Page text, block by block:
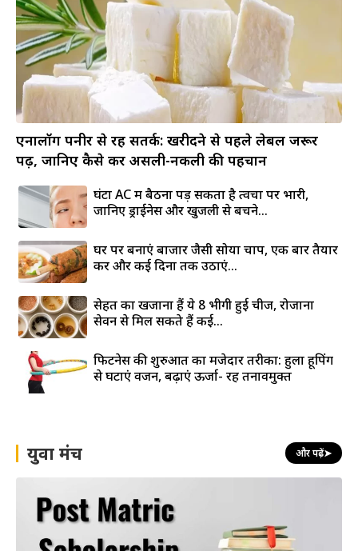
एनालॉग पनीर से रहें सतर्क: खरीदने से पहले लेबल जरूर
पढ़ें, जानिए कैसे करें असली-नकली की पहचान
घंटों AC में बैठना पड़ सकता है त्वचा पर भारी,
जानिए ड्राईनेस और खुजली से बचने...
घर पर बनाएं बाजार जैसी सोया चाप, एक बार तैयार
करें और कई दिनों तक उठाएं...
सेहत का खजाना हैं ये 8 भीगी हुई चीजें, रोजाना
सेवन से मिल सकते हैं कई...
फिटनेस की शुरुआत का मजेदार तरीका: हुला हूपिंग
से घटाएं वजन, बढ़ाएं ऊर्जा- रहें तनावमुक्त
युवा मंच और पढ़ें➤